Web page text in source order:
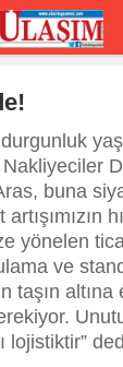
buna
yönelen
ve
taşın altına
lojistiktir”